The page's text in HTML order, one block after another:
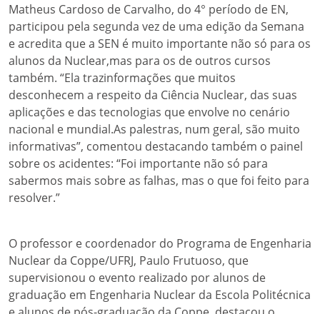
Matheus Cardoso de Carvalho, do 4° período de EN,
participou pela segunda vez de uma edição da Semana
e acredita que a SEN é muito importante não só para os
alunos da Nuclear,mas para os de outros cursos
também. “Ela trazinformações que muitos
desconhecem a respeito da Ciência Nuclear, das suas
aplicações e das tecnologias que envolve no cenário
nacional e mundial.As palestras, num geral, são muito
informativas”, comentou destacando também o painel
sobre os acidentes: “Foi importante não só para
sabermos mais sobre as falhas, mas o que foi feito para
resolver.”
O professor e coordenador do Programa de Engenharia
Nuclear da Coppe/UFRJ, Paulo Frutuoso, que
supervisionou o evento realizado por alunos de
graduação em Engenharia Nuclear da Escola Politécnica